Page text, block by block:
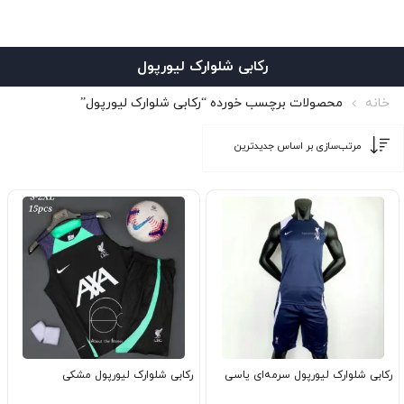
رکابی شلوارک لیورپول
خانه محصولات برچسب خورده “رکابی شلوارک لیورپول”
رکابی شلوارک لیورپول سرمه‌ای یاسی رکابی شلوارک لیورپول مشکی